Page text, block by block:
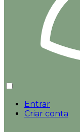
Entrar
Criar conta